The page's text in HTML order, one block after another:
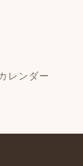
レンダー